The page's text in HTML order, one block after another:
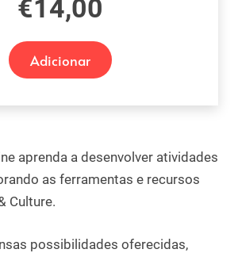
€14,00
Adicionar
aprenda a desenvolver atividades
as ferramentas e recursos
Culture.
possibilidades oferecidas,